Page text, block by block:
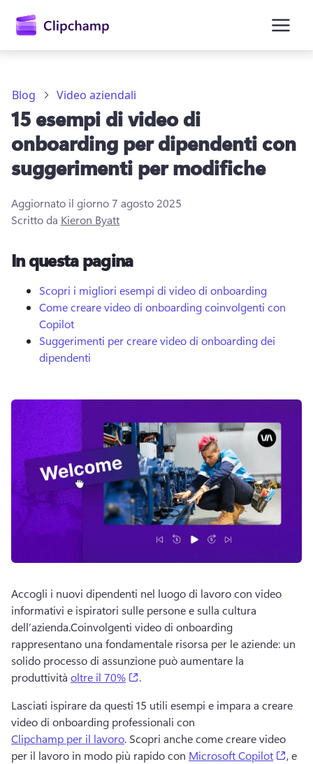
principale
Accedi
Blog Video aziendali
15 esempi di video di
onboarding per dipendenti con
suggerimenti per modifiche
Aggiornato il giorno7 agosto 2025
Scritto da Kieron Byatt
In questa pagina
Scopri i migliori esempi di video di onboarding
Come creare video di onboarding coinvolgenti con
Copilot
Suggerimenti per creare video di onboarding dei
dipendenti
Accogli i nuovi dipendenti nel luogo di lavoro con video
informativi e ispiratori sulle persone e sulla cultura
dell’azienda.Coinvolgenti video di onboarding
rappresentano una fondamentale risorsa per le aziende: un
solido processo di assunzione può aumentare la
produttività oltre il 70%
.
Lasciati ispirare da questi 15 utili esempi e impara a creare
video di onboarding professionali con
Clipchamp per il lavoro. Scopri anche come creare video
per il lavoro in modo più rapido con Microsoft Copilot
, e